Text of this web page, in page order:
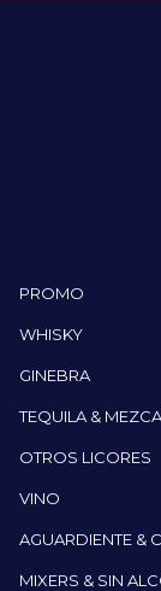
PROMO
WHISKY
GINEBRA
TEQUILA &
OTROS LICORES
VINO
AGUARDIENTE &
MIXERS & SIN